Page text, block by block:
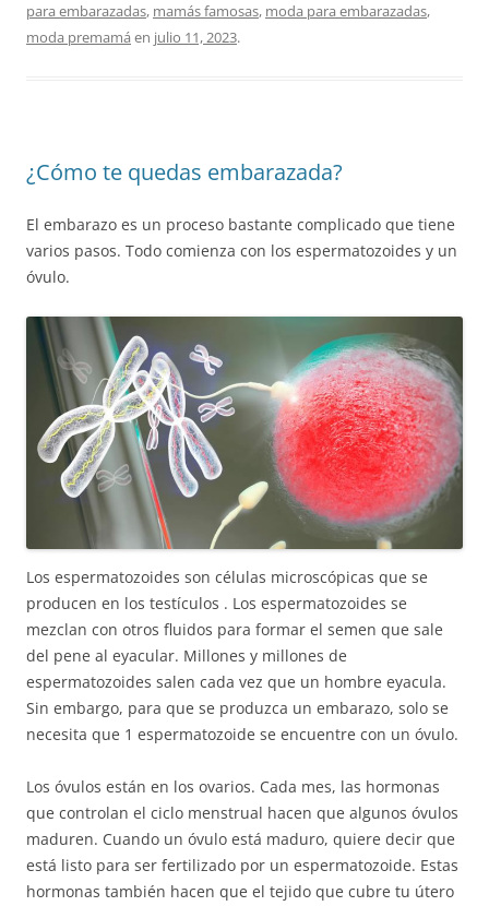
para embarazadas, mamás famosas, moda para embarazadas,
moda premamá en julio 11, 2023.
¿Cómo te quedas embarazada?
El embarazo es un proceso bastante complicado que tiene
varios pasos. Todo comienza con los espermatozoides y un
óvulo.
Los espermatozoides son células microscópicas que se
producen en los testículos . Los espermatozoides se
mezclan con otros fluidos para formar el semen que sale
del pene al eyacular. Millones y millones de
espermatozoides salen cada vez que un hombre eyacula.
Sin embargo, para que se produzca un embarazo, solo se
necesita que 1 espermatozoide se encuentre con un óvulo.
Los óvulos están en los ovarios. Cada mes, las hormonas
que controlan el ciclo menstrual hacen que algunos óvulos
maduren. Cuando un óvulo está maduro, quiere decir que
está listo para ser fertilizado por un espermatozoide. Estas
hormonas también hacen que el tejido que cubre tu útero